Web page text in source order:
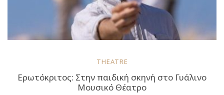
THEATRE
Ερωτόκριτος: Στην παιδική σκηνή στο Γυάλινο
Μουσικό Θέατρο